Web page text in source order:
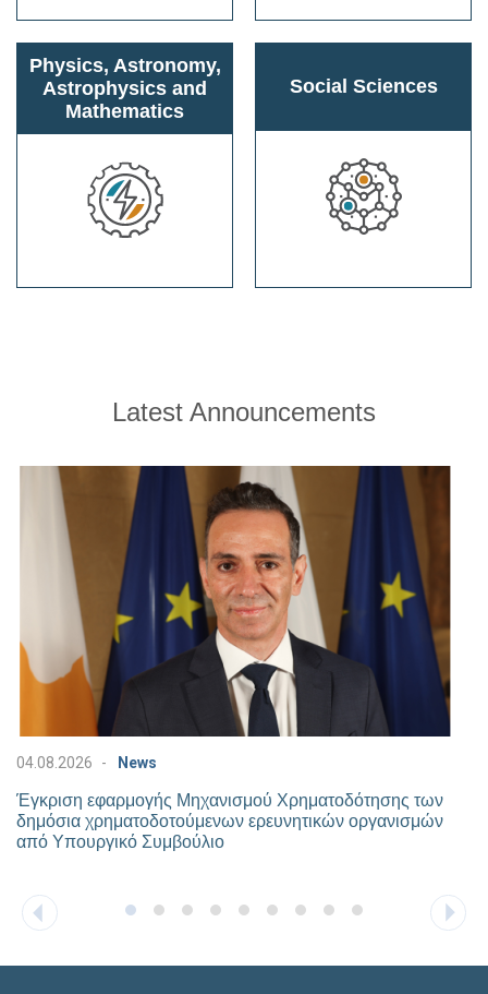
Physics, Astronomy,
Astrophysics and
Mathematics
Social Sciences
Latest Announcements
04.08.2026 News
Έγκριση εφαρμογής Μηχανισμού Χρηματοδότησης των
δημόσια χρηματοδοτούμενων ερευνητικών οργανισμών
από Υπουργικό Συμβούλιο